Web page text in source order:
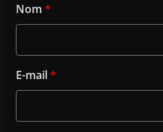
Nom *
E-mail*